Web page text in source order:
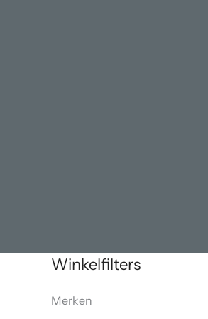
Winkelfilters
Merken